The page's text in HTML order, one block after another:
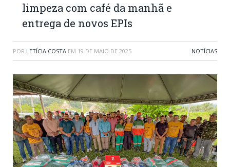
limpeza com café da manhã e
entrega de novos EPIs
POR LETÍCIA COSTA EM 19 DE MAIO DE 2025 NOTÍCIAS